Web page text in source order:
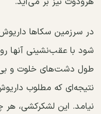
در سرزمین سکاها
شود با عقب‌نشینی آنها
طول دشت‌های خلوت و
نتیجه‌ای که مطلوب
نیامد. این لشکرکشی، هر